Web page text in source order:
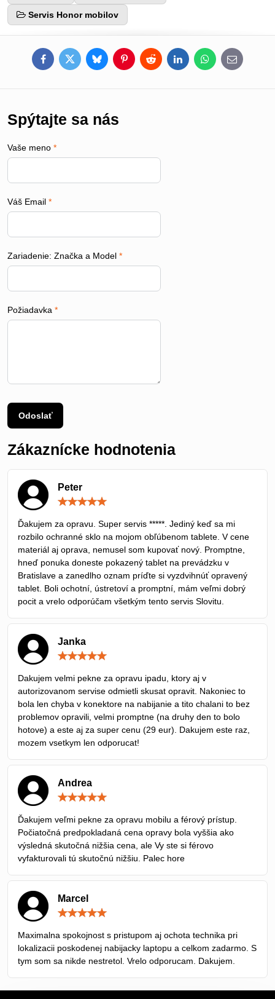
Servis Honor mobilov
FacebookTwitterBlueskyPinterestRedditLinkedInWhatsApp
E-
mail
Spýtajte sa nás
Vaše meno *
Váš Email *
Zariadenie: Značka a Model *
Požiadavka *
Odoslať
Zákaznícke hodnotenia
Peter
5
Ďakujem za opravu. Super servis *****. Jediný keď sa mi
rozbilo ochranné sklo na mojom obľúbenom tablete. V cene
materiál aj oprava, nemusel som kupovať nový. Promptne,
hneď ponuka doneste pokazený tablet na prevádzku v
Bratislave a zanedlho oznam príďte si vyzdvihnúť opravený
tablet. Boli ochotní, ústretoví a promptní, mám veľmi dobrý
pocit a vrelo odporúčam všetkým tento servis Slovitu.
Janka
5
Dakujem velmi pekne za opravu ipadu, ktory aj v
autorizovanom servise odmietli skusat opravit. Nakoniec to
bola len chyba v konektore na nabijanie a tito chalani to bez
problemov opravili, velmi promptne (na druhy den to bolo
hotove) a este aj za super cenu (29 eur). Dakujem este raz,
mozem vsetkym len odporucat!
Andrea
5
Ďakujem veľmi pekne za opravu mobilu a férový prístup.
Počiatočná predpokladaná cena opravy bola vyššia ako
výsledná skutočná nižšia cena, ale Vy ste si férovo
vyfakturovali tú skutočnú nižšiu. Palec hore
Marcel
5
Maximalna spokojnost s pristupom aj ochota technika pri
lokalizacii poskodenej nabijacky laptopu a celkom zadarmo. S
tym som sa nikde nestretol. Vrelo odporucam. Dakujem.